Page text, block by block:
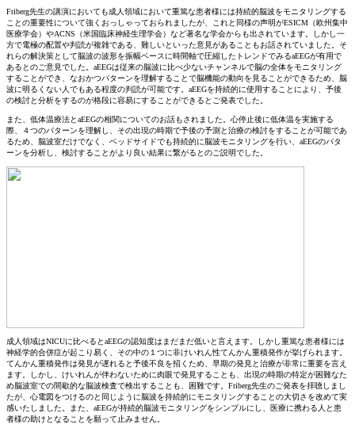
Friberg先生の講演においても成人領域において重篤な患者様には持続的脳波をモニタリングする
ことの重要性について強くおっしゃっておられましたが、これと同様の声明がESICM（欧州集中
医療学会）やACNS（米国臨床神経生理学会）など著名な学会からも出されています。しかし一
方で電極の配置や判読が複雑である、難しいといった意見があることもお話されていました。そ
れらの解決策として脳波の波形を振幅ベースに時間軸で圧縮したトレンドでみるaEEGが有用で
あるとのご意見でした。aEEGは従来の脳波に比べ少ないチャンネルで脳の全体をモニタリング
することができ、なおかつパターンを理解することで脳機能の動向を見ることができるため、脳
波に明るくない人でもある程度の判読が可能です。aEEGを持続的に使用することにより、予後
の検討と分析をするのが格段に容易にすることができるとご発表でした。
また、低体温療法とaEEGの相関についてのお話もされました。心停止後に低体温を実施する
際、４つのパターンを理解し、その出現の時期で予後の予測と治療の検討をすることが可能であ
るため、脳波室だけでなく、ベッドサイドでも持続的に脳波モニタリングを行い、aEEGのパタ
ーンを分析し、検討することがより良い結果に繋がるとのご説明でした。
成人領域はNICUに比べるとaEEGの認知度はまだまだ低いと言えます。しかし重篤な患者様には
神経学的合併症が起こり易く、その中の１つに非けいれん性てんかん重積発作が挙げられます。
てんかん重積発作は発見が遅れると予後不良を招くため、早期の発見と治療が非常に重要を言え
ます。しかし、けいれんが伴わないために肉眼で発見することも、出現の時期の特定が困難なた
め脳波室での間歇的な脳波検査で検出することも、困難です。Friberg先生のご発表を拝聴しまし
たが、心電図をつけるのと同じように脳波を持続的にモニタリングすることの大切さを改めて実
感いたしました。また、aEEGが持続的脳波モニタリングをシンプルにし、医療に携わる人と患
者様の助けとなることを願って止みません。